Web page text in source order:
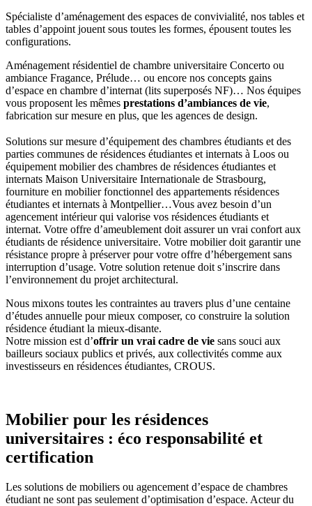
Spécialiste d’aménagement des espaces de convivialité, nos tables et
tables d’appoint jouent sous toutes les formes, épousent toutes les
configurations.
Aménagement résidentiel de chambre universitaire Concerto ou
ambiance Fragance, Prélude… ou encore nos concepts gains
d’espace en chambre d’internat (lits superposés NF)… Nos équipes
vous proposent les mêmes prestations d’ambiances de vie,
fabrication sur mesure en plus, que les agences de design.
Solutions sur mesure d’équipement des chambres étudiants et des
parties communes de résidences étudiantes et internats à Loos ou
équipement mobilier des chambres de résidences étudiantes et
internats Maison Universitaire Internationale de Strasbourg,
fourniture en mobilier fonctionnel des appartements résidences
étudiantes et internats à Montpellier…Vous avez besoin d’un
agencement intérieur qui valorise vos résidences étudiants et
internat. Votre offre d’ameublement doit assurer un vrai confort aux
étudiants de résidence universitaire. Votre mobilier doit garantir une
résistance propre à préserver pour votre offre d’hébergement sans
interruption d’usage. Votre solution retenue doit s’inscrire dans
l’environnement du projet architectural.
Nous mixons toutes les contraintes au travers plus d’une centaine
d’études annuelle pour mieux composer, co construire la solution
résidence étudiant la mieux-disante.
Notre mission est d’offrir un vrai cadre de vie sans souci aux
bailleurs sociaux publics et privés, aux collectivités comme aux
investisseurs en résidences étudiantes, CROUS.
Mobilier pour les résidences
universitaires : éco responsabilité et
certification
Les solutions de mobiliers ou agencement d’espace de chambres
étudiant ne sont pas seulement d’optimisation d’espace. Acteur du